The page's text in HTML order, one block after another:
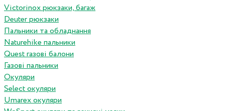
Victorinox рюкзаки, багаж
Deuter рюкзаки
Пальники та обладнання
Naturehike пальники
Quest газові балони
Газові пальники
Окуляри
Select окуляри
Umarex окуляри